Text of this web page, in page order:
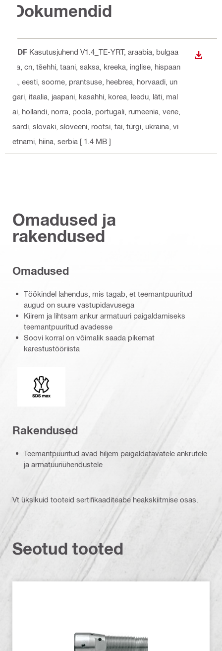
Dokumendid
PDF Kasutusjuhend V1.4_TE-YRT, araabia, bulgaa
ria, cn, tšehhi, taani, saksa, kreeka, inglise, hispaan
ia, eesti, soome, prantsuse, heebrea, horvaadi, un
gari, itaalia, jaapani, kasahhi, korea, leedu, läti, mal
ai, hollandi, norra, poola, portugali, rumeenia, vene,
sardi, slovaki, sloveeni, rootsi, tai, türgi, ukraina, vi
etnami, hiina, serbia [ 1.4 MB ]
Omadused ja
rakendused
Omadused
Töökindel lahendus, mis tagab, et teemantpuuritud
augud on suure vastupidavusega
Kiirem ja lihtsam ankur armatuuri paigaldamiseks
teemantpuuritud avadesse
Soovi korral on võimalik saada pikemat
karestustööriista
Liitepea
Rakendused
Teemantpuuritud avad hiljem paigaldatavatele ankrutele
ja armatuuriühendustele
Vt üksikuid tooteid sertifikaaditeabe heakskiitmise osas.
Seotud tooted